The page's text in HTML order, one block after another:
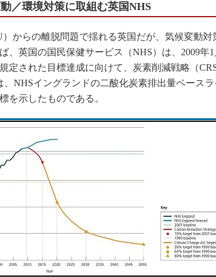
イノベーション
製造業ビッグデータ
メイドインジャパン
植物工場
知財マネジメント
グローバル設計・開発
／環境対策に取組む英国NHS
からの離脱問題で揺れる英国だが、気候変動対
、英国の国民保健サービス（NHS）は、2009年1
定された目標達成に向けて、炭素削減戦略（
、NHSイングランドの二酸化炭素排出量ベースラ
を示したものである。